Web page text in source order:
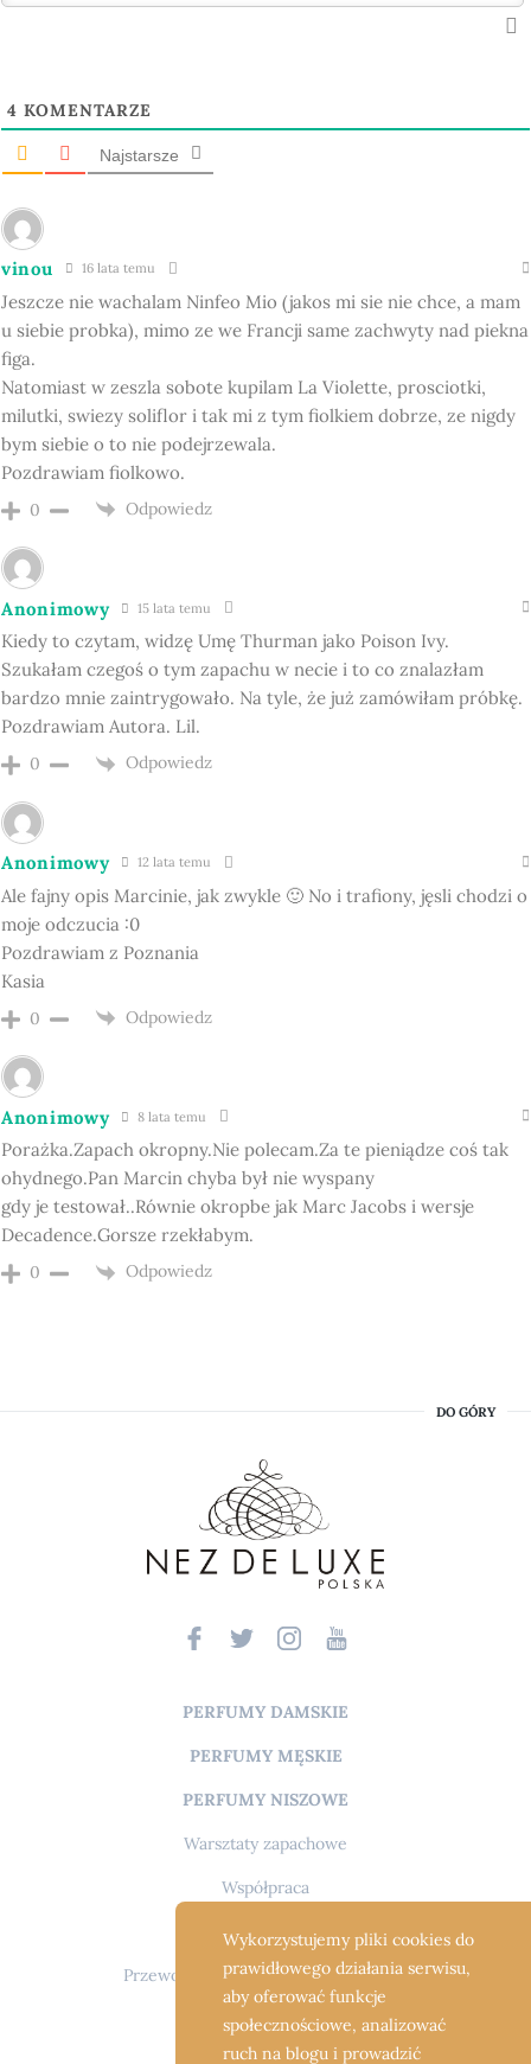
4 KOMENTARZE
Najstarsze
vinou 16 lata temu
Jeszcze nie wachalam Ninfeo Mio (jakos mi sie nie chce, a mam
u siebie probka), mimo ze we Francji same zachwyty nad piekna
figa.
Natomiast w zeszla sobote kupilam La Violette, prosciotki,
milutki, swiezy soliflor i tak mi z tym fiolkiem dobrze, ze nigdy
bym siebie o to nie podejrzewala.
Pozdrawiam fiolkowo.
0 Odpowiedz
Anonimowy 15 lata temu
Kiedy to czytam, widzę Umę Thurman jako Poison Ivy.
Szukałam czegoś o tym zapachu w necie i to co znalazłam
bardzo mnie zaintrygowało. Na tyle, że już zamówiłam próbkę.
Pozdrawiam Autora. Lil.
0 Odpowiedz
Anonimowy 12 lata temu
Ale fajny opis Marcinie, jak zwykle 🙂 No i trafiony, jęsli chodzi o
moje odczucia :0
Pozdrawiam z Poznania
Kasia
0 Odpowiedz
Anonimowy 8 lata temu
Porażka.Zapach okropny.Nie polecam.Za te pieniądze coś tak
ohydnego.Pan Marcin chyba był nie wyspany
gdy je testował..Równie okropbe jak Marc Jacobs i wersje
Decadence.Gorsze rzekłabym.
0 Odpowiedz
DO GÓRY
PERFUMY DAMSKIE
PERFUMY MĘSKIE
PERFUMY NISZOWE
Warsztaty zapachowe
Współpraca
O mnie
Przewodnik po świecie perfum i FAQ
Spis nut i składników
Wykorzystujemy pliki cookies do
prawidłowego działania serwisu,
aby oferować funkcje
społecznościowe, analizować
ruch na blogu i prowadzić